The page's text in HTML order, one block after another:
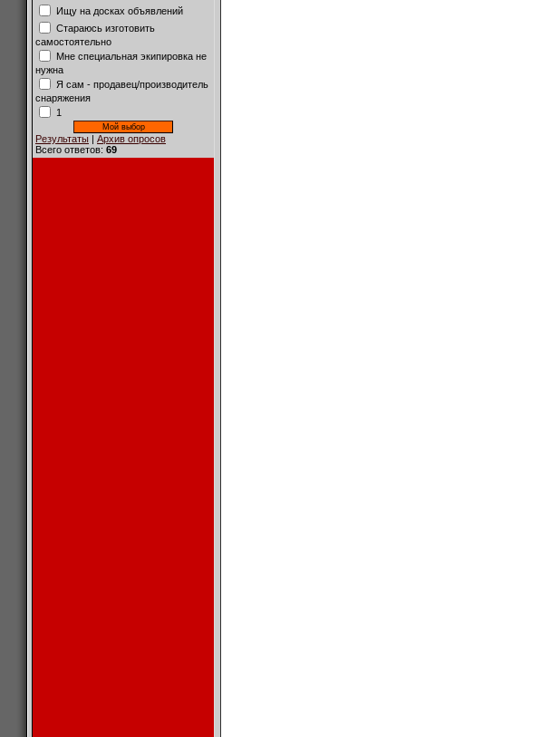
Ищу на досках объявлений
Стараюсь изготовить
самостоятельно
Мне специальная экипировка не
нужна
Я сам - продавец/производитель
снаряжения
1
Результаты | Архив опросов
Всего ответов: 69